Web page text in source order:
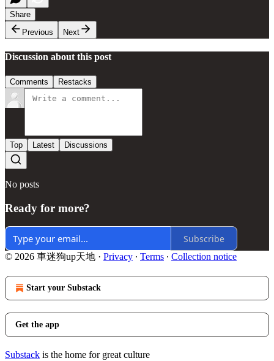
Share
Previous
Next
Discussion about this post
Comments Restacks
Top Latest Discussions
No posts
Ready for more?
Subscribe
© 2026 車迷狗up天地 · Privacy ∙ Terms ∙ Collection notice
Start your Substack
Get the app
Substack is the home for great culture